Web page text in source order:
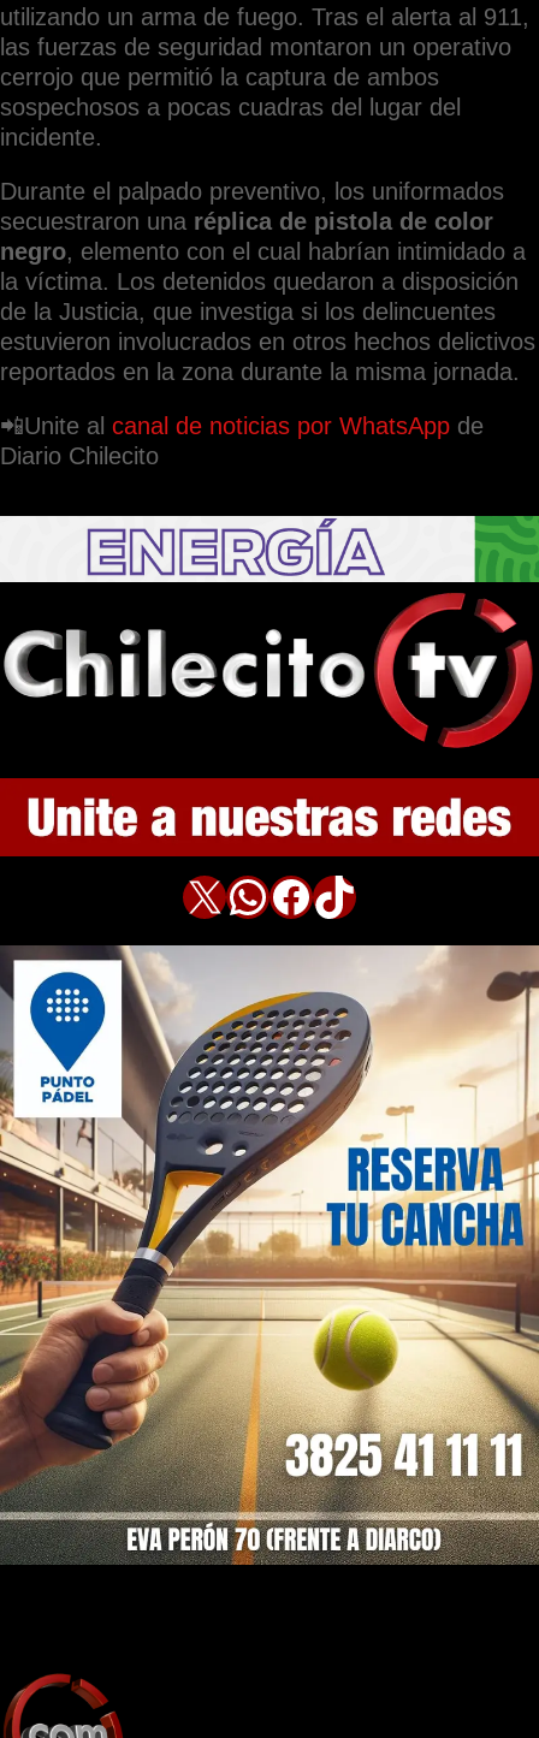
utilizando un arma de fuego. Tras el alerta al 911,
las fuerzas de seguridad montaron un operativo
cerrojo que permitió la captura de ambos
sospechosos a pocas cuadras del lugar del
incidente.
Durante el palpado preventivo, los uniformados
secuestraron una réplica de pistola de color
negro, elemento con el cual habrían intimidado a
la víctima. Los detenidos quedaron a disposición
de la Justicia, que investiga si los delincuentes
estuvieron involucrados en otros hechos delictivos
reportados en la zona durante la misma jornada.
📲Unite al canal de noticias por WhatsApp de
Diario Chilecito
X WhatsApp Facebook TikTok